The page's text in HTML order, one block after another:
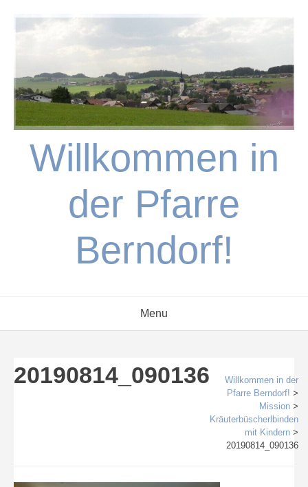
Willkommen in
der Pfarre
Berndorf!
Menu
20190814_090136
Willkommen in der
Pfarre Berndorf! >
Mission >
Kräuterbüscherlbinden
mit Kindern >
20190814_090136